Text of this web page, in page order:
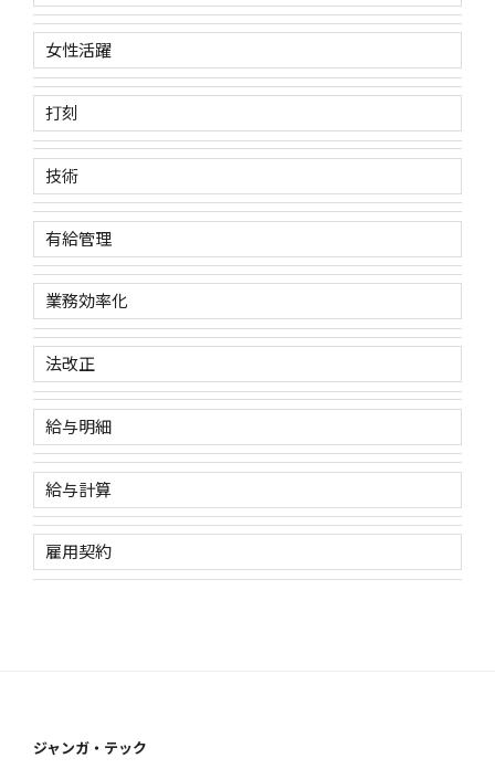
女性活躍
打刻
技術
有給管理
業務効率化
法改正
給与明細
給与計算
雇用契約
ジャンガ・テック